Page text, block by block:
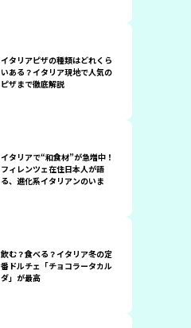
イタリアピザの種類はどれくら
いある？イタリア現地で人気の
ピザまで徹底解説
イタリアで“和食材”が急増中！
フィレンツェ在住日本人が語
る、進化系イタリアンのいま
飲む？食べる？イタリア冬の定
番ドルチェ「チョコラータカル
ダ」が最高